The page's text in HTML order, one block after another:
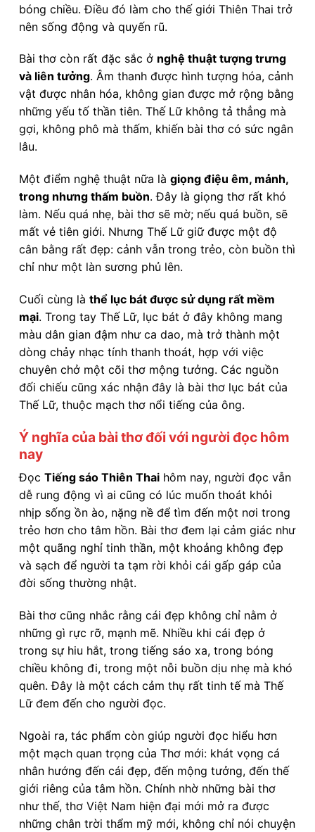
bóng chiều. Điều đó làm cho thế giới Thiên Thai trở
nên sống động và quyến rũ.
Bài thơ còn rất đặc sắc ở nghệ thuật tượng trưng
và liên tưởng. Âm thanh được hình tượng hóa, cảnh
vật được nhân hóa, không gian được mở rộng bằng
những yếu tố thần tiên. Thế Lữ không tả thẳng mà
gợi, không phô mà thấm, khiến bài thơ có sức ngân
lâu.
Một điểm nghệ thuật nữa là giọng điệu êm, mảnh,
trong nhưng thấm buồn. Đây là giọng thơ rất khó
làm. Nếu quá nhẹ, bài thơ sẽ mờ; nếu quá buồn, sẽ
mất vẻ tiên giới. Nhưng Thế Lữ giữ được một độ
cân bằng rất đẹp: cảnh vẫn trong trẻo, còn buồn thì
chỉ như một làn sương phủ lên.
Cuối cùng là thể lục bát được sử dụng rất mềm
mại. Trong tay Thế Lữ, lục bát ở đây không mang
màu dân gian đậm như ca dao, mà trở thành một
dòng chảy nhạc tính thanh thoát, hợp với việc
chuyên chở một cõi thơ mộng tưởng. Các nguồn
đối chiếu cũng xác nhận đây là bài thơ lục bát của
Thế Lữ, thuộc mạch thơ nổi tiếng của ông.
Ý nghĩa của bài thơ đối với người đọc hôm
nay
Đọc Tiếng sáo Thiên Thai hôm nay, người đọc vẫn
dễ rung động vì ai cũng có lúc muốn thoát khỏi
nhịp sống ồn ào, nặng nề để tìm đến một nơi trong
trẻo hơn cho tâm hồn. Bài thơ đem lại cảm giác như
một quãng nghỉ tinh thần, một khoảng không đẹp
và sạch để người ta tạm rời khỏi cái gấp gáp của
đời sống thường nhật.
Bài thơ cũng nhắc rằng cái đẹp không chỉ nằm ở
những gì rực rỡ, mạnh mẽ. Nhiều khi cái đẹp ở
trong sự hiu hắt, trong tiếng sáo xa, trong bóng
chiều không đi, trong một nỗi buồn dịu nhẹ mà khó
quên. Đây là một cách cảm thụ rất tinh tế mà Thế
Lữ đem đến cho người đọc.
Ngoài ra, tác phẩm còn giúp người đọc hiểu hơn
một mạch quan trọng của Thơ mới: khát vọng cá
nhân hướng đến cái đẹp, đến mộng tưởng, đến thế
giới riêng của tâm hồn. Chính nhờ những bài thơ
như thế, thơ Việt Nam hiện đại mới mở ra được
những chân trời thẩm mỹ mới, không chỉ nói chuyện